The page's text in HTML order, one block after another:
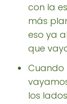
con la
más
eso ya
que
los